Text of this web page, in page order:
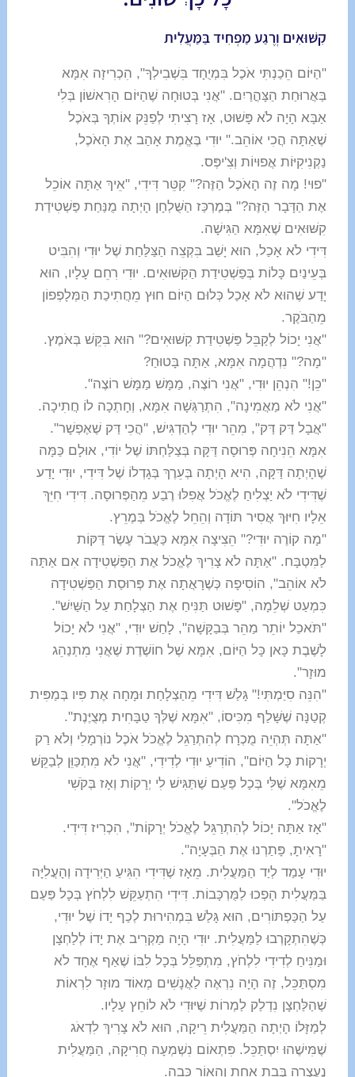
קִשּׁוּאִים וְרֶגַע מַפְחִיד בַּמַּעֲלִית
"הַיּוֹם הֵכַנְתִּי אֹכֶל בִּמְיֻחָד בִּשְׁבִילְךָ", הִכְרִיזָה אִמָּא
בַּאֲרוּחַת הַצָּהֳרַיִם. "אֲנִי בְּטוּחָה שֶׁהַיּוֹם הָרִאשׁוֹן בְּלִי
אַבָּא הָיָה לֹא פָּשׁוּט, אָז רָצִיתִי לְפַנֵּק אוֹתְךָ בְּאֹכֶל
שֶׁאַתָּה הֲכִי אוֹהֵב." יוּדִי בֶּאֱמֶת אָהַב אֶת הָאֹכֶל,
נַקְנִיקִיּוֹת אֲפוּיוֹת וְצִ'יפְּס.
"פוּי! מָה זֶה הָאֹכֶל הַזֶּה?" קִטֵּר דִּידִי, "אֵיךְ אַתָּה אוֹכֵל
אֶת הַדָּבָר הַזֶּה?" בְּמֶרְכַּז הַשֻּׁלְחָן הָיְתָה מֻנַּחַת פַּשְׁטִידַת
קִשּׁוּאִים שֶׁאִמָּא הַגִּישָׁה.
דִּידִי לֹא אָכַל, הוּא יָשַׁב בִּקְצֵה הַצַּלַּחַת שֶׁל יוּדִי וְהִבִּיט
בְּעֵינַיִם כָּלוֹת בְּפַשְׁטִידַת הַקִּשּׁוּאִים. יוּדִי רִחֵם עָלָיו, הוּא
יָדַע שֶׁהוּא לֹא אָכַל כְּלוּם הַיּוֹם חוּץ מֵחֲתִיכַת הַמְּלָפְפוֹן
מֵהַבֹּקֶר.
"אֲנִי יָכוֹל לְקַבֵּל פַּשְׁטִידַת קִשּׁוּאִים?" הוּא בִּקֵּשׁ בְּאֹמֶץ.
"מָה?" נִדְהֲמָה אִמָּא, אַתָּה בָּטוּחַ?
"כֵּן!" הִנְהֵן יוּדִי, "אֲנִי רוֹצֶה, מַמָּשׁ מַמָּשׁ רוֹצֶה".
"אֲנִי לֹא מַאֲמִינָה", הִתְרַגְּשָׁה אִמָּא, וְחָתְכָה לוֹ חֲתִיכָה.
"אֲבָל דַּק דַּק", מִהֵר יוּדִי לְהַדְגִּישׁ, "הֲכִי דַּק שֶׁאֶפְשָׁר".
אִמָּא הֵנִיחָה פְּרוּסָה דַּקָּה בְּצַלַּחְתּוֹ שֶׁל יוֹדִי, אוּלָם כַּמָּה
שֶׁהָיְתָה דַּקָּה, הִיא הָיְתָה בְּעֵרֶךְ בְּגָדְלוֹ שֶׁל דִּידִי, יוּדִי יָדַע
שֶׁדִּידִי לֹא יַצְלִיחַ לֶאֱכֹל אֲפִלּוּ רֶבַע מֵהַפְּרוּסָה. דִּידִי חִיֵּךְ
אֵלָיו חִיּוּךְ אֲסִיר תּוֹדָה וְהֵחֵל לֶאֱכֹל בְּמֶרֵץ.
"מָה קוֹרֶה יוּדִי?" הֵצִיצָה אִמָּא כַּעֲבֹר עֶשֶׂר דַּקּוֹת
לַמִּטְבָּח. "אַתָּה לֹא צָרִיךְ לֶאֱכֹל אֶת הַפַּשְׁטִידָה אִם אַתָּה
לֹא אוֹהֵב", הוֹסִיפָה כְּשֶׁרָאֲתָה אֶת פְּרוּסַת הַפַּשְׁטִידָה
כִּמְעַט שְׁלֵמָה, "פָּשׁוּט תַּנִּיחַ אֶת הַצְלָחַת עַל הַשַּׁיִשׁ".
"תֹּאכַל יוֹתֵר מַהֵר בְּבַקָּשָׁה", לָחַשׁ יוּדִי, "אֲנִי לֹא יָכוֹל
לָשֶׁבֶת כָּאן כָּל הַיּוֹם, אִמָּא שֶׁל חוֹשֶׁדֶת שֶׁאֲנִי מִתְנַהֵג
מוּזָר".
"הִנֵּה סִיַּמְתִּי!" גָּלַשׁ דִּידִי מֵהַצְלָחַת וּמָחָה אֶת פִּיו בְּמַפִּית
קְטַנָּה שֶׁשָּׁלַף מִכִּיסוֹ, "אִמָּא שֶׁלְּךָ טַבָּחִית מְצֻיֶּנֶת".
"אַתָּה תְּהְיֵה מֻכְרָח לְהִתְרַגֵל לֶאֱכֹל אֹכֶל נוֹרְמָלִי וְלֹא רַק
יְרָקוֹת כָּל הַיּוֹם", הוֹדִיעַ יוּדִי לְדִידִי, "אֲנִי לֹא מִתְכַּוֵּן לְבַקֵּשׁ
מֵאִמָּא שֶׁלִּי בְּכָל פַּעַם שֶׁתַּגִּישׁ לִי יְרָקוֹת וְאָז בְּקֹשִׁי
לֶאֱכֹל".
"אָז אַתָּה יָכוֹל לְהִתְרַגֵּל לֶאֱכֹל יְרָקוֹת", הִכְרִיז דִּידִי.
"רָאִיתָ, פָּתַרְנוּ אֶת הַבְּעָיָה".
יוּדִי עָמַד לְיַד הַמַּעֲלִית. מֵאָז שֶׁדִּידִי הִגִּיעַ הַיְּרִידָה וְהָעֲלִיָּה
בַּמַּעֲלִית הָפְכוּ לַמֻּרְכָּבוֹת. דִּידִי הִתְעַקֵּשׁ לִלְחֹץ בְּכָל פַּעַם
עַל הַכַּפְתּוֹרִים, הוּא גָּלַשׁ בִּמְהִירוּת לְכַף יָדוֹ שֶׁל יוּדִי,
כְּשֶׁהִתְקָרְבוּ לַמַּעֲלִית. יוּדִי הָיָה מַקְרִיב אֶת יָדוֹ לְלַחְצָן
וּמַנִּיחַ לְדִידִי לִלְחֹץ, מִתְפַּלֵּל בְּכָל לִבּוֹ שֶׁאַף אֶחָד לֹא
מִסְתַּכֵּל, זֶה הָיָה נִרְאֶה לַאֲנָשִׁים מְאוֹד מוּזָר לִרְאוֹת
שֶׁהַלַּחְצָן נִדְלַק לַמְרוֹת שֶׁיּוּדִי לֹא לוֹחֵץ עָלָיו.
לְמַזָּלוֹ הָיְתָה הַמַּעֲלִית רֵיקָה, הוּא לֹא צָרִיךְ לִדְאֹג
שֶׁמִּישֶׁהוּ יִסְתַּכֵּל. פִּתְאוֹם נִשְׁמְעָה חֲרִיקָה, הַמַּעֲלִית
נֶעֶצְרָה בְּבַת אַחַת וְהָאוֹר כָּבָה.